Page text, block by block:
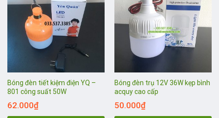
Bóng đèn tiết kiệm điện YQ –
801 công suất 50W
62.000₫
Bóng đèn trụ 12V 36W kẹp bình
acquy cao cấp
50.000₫